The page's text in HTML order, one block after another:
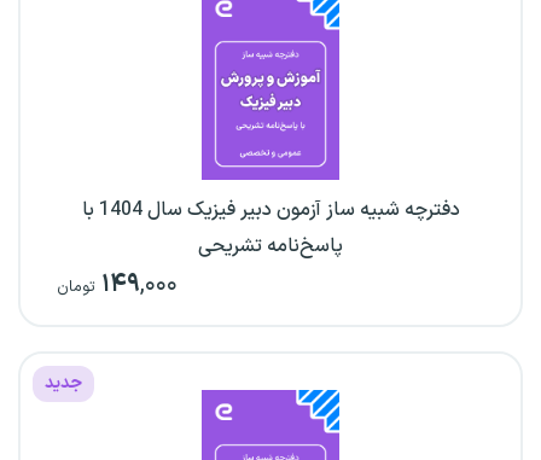
دفترچه شبیه ساز آزمون دبیر فیزیک سال 1404 با
پاسخ‌نامه تشریحی
۱۴۹,۰۰۰ تومان
جدید